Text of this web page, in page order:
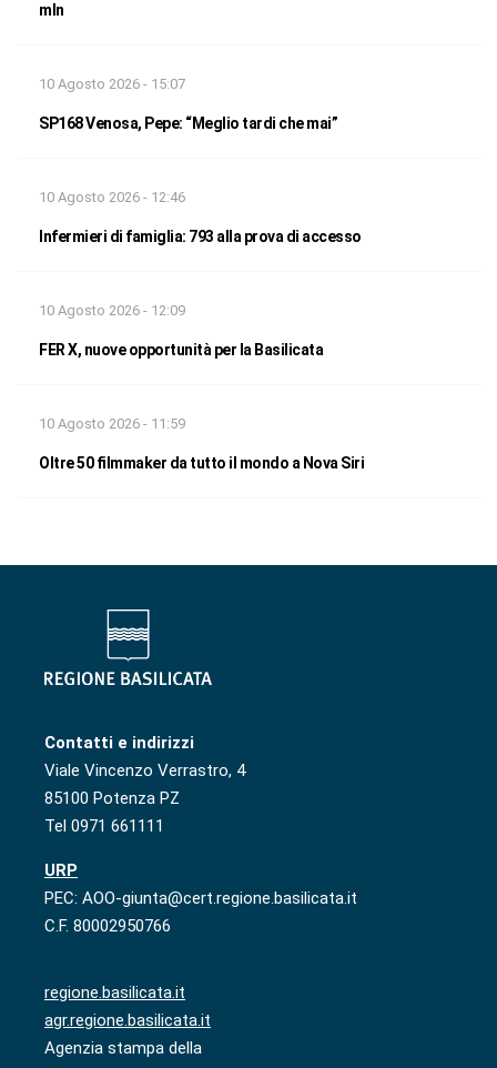
mln
10 Agosto 2026 - 15:07
SP168 Venosa, Pepe: “Meglio tardi che mai”
10 Agosto 2026 - 12:46
Infermieri di famiglia: 793 alla prova di accesso
10 Agosto 2026 - 12:09
FER X, nuove opportunità per la Basilicata
10 Agosto 2026 - 11:59
Oltre 50 filmmaker da tutto il mondo a Nova Siri
Contatti e indirizzi
Viale Vincenzo Verrastro, 4
85100 Potenza PZ
Tel 0971 661111
URP
PEC: AOO-giunta@cert.regione.basilicata.it
C.F. 80002950766
regione.basilicata.it
agr.regione.basilicata.it
Agenzia stampa della